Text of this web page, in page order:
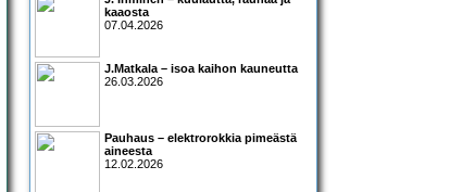
kaaosta
07.04.2026
J.Matkala – isoa kaihon kauneutta
26.03.2026
Pauhaus – elektrorokkia pimeästä
aineesta
12.02.2026